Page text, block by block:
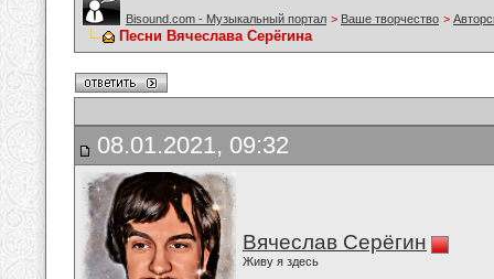
Bisound.com - Музыкальный портал > Ваше творчество >
Песни Вячеслава Серёгина
08.01.2021, 09:32
Вячеслав Серёгин
Живу я здесь